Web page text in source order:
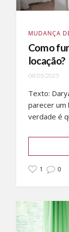
MUDANÇA
Como
locação?
08/05/2025
Texto:
parecer um
verdade é
1 0